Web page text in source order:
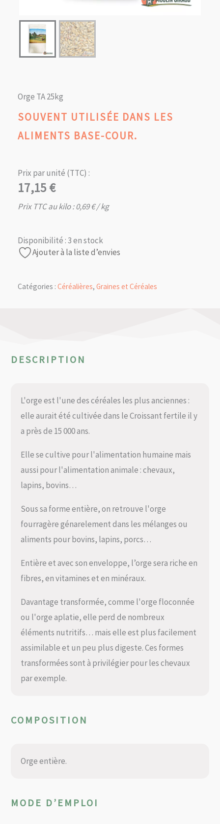
Orge TA 25kg
SOUVENT UTILISÉE DANS LES
ALIMENTS BASE-COUR.
Prix par unité (TTC) :
17,15€
Prix TTC au kilo :0,69€/ kg
Disponibilité :3 en stock
Ajouter à la liste d’envies
Catégories : Céréalières, Graines et Céréales
DESCRIPTION
L'orge est l'une des céréales les plus anciennes :
elle aurait été cultivée dans le Croissant fertile il y
a près de 15 000 ans.
Elle se cultive pour l'alimentation humaine mais
aussi pour l'alimentation animale : chevaux,
lapins, bovins…
Sous sa forme entière, on retrouve l'orge
fourragère génarelement dans les mélanges ou
aliments pour bovins, lapins, porcs…
Entière et avec son enveloppe, l’orge sera riche en
fibres, en vitamines et en minéraux.
Davantage transformée, comme l'orge floconnée
ou l'orge aplatie, elle perd de nombreux
éléments nutritifs… mais elle est plus facilement
assimilable et un peu plus digeste. Ces formes
transformées sont à privilégier pour les chevaux
par exemple.
COMPOSITION
Orge entière.
MODE D’EMPLOI